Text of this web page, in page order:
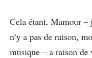
Cela étant, Mamour –
n’y a pas de raison,
musique – a raison